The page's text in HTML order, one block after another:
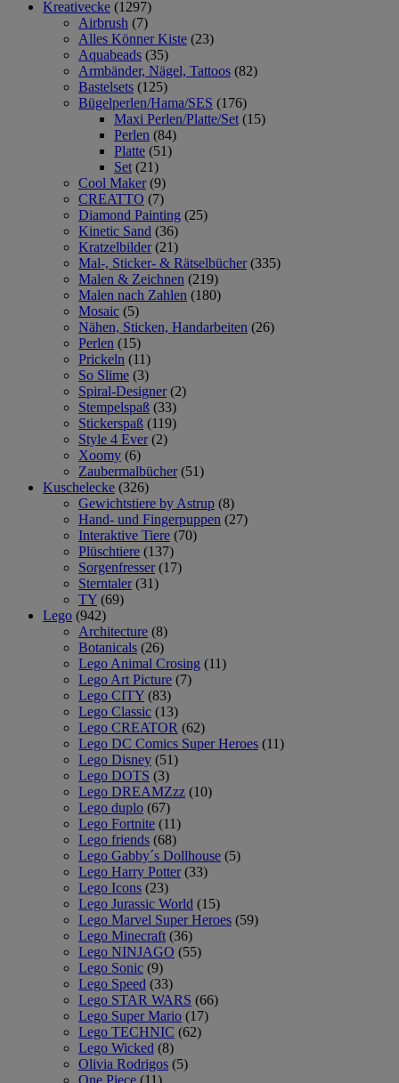
Kreativecke (1297)
Airbrush (7)
Alles Könner Kiste (23)
Aquabeads (35)
Armbänder, Nägel, Tattoos (82)
Bastelsets (125)
Bügelperlen/Hama/SES (176)
Maxi Perlen/Platte/Set (15)
Perlen (84)
Platte (51)
Set (21)
Cool Maker (9)
CREATTO (7)
Diamond Painting (25)
Kinetic Sand (36)
Kratzelbilder (21)
Mal-, Sticker- & Rätselbücher (335)
Malen & Zeichnen (219)
Malen nach Zahlen (180)
Mosaic (5)
Nähen, Sticken, Handarbeiten (26)
Perlen (15)
Prickeln (11)
So Slime (3)
Spiral-Designer (2)
Stempelspaß (33)
Stickerspaß (119)
Style 4 Ever (2)
Xoomy (6)
Zaubermalbücher (51)
Kuschelecke (326)
Gewichtstiere by Astrup (8)
Hand- und Fingerpuppen (27)
Interaktive Tiere (70)
Plüschtiere (137)
Sorgenfresser (17)
Sterntaler (31)
TY (69)
Lego (942)
Architecture (8)
Botanicals (26)
Lego Animal Crosing (11)
Lego Art Picture (7)
Lego CITY (83)
Lego Classic (13)
Lego CREATOR (62)
Lego DC Comics Super Heroes (11)
Lego Disney (51)
Lego DOTS (3)
Lego DREAMZzz (10)
Lego duplo (67)
Lego Fortnite (11)
Lego friends (68)
Lego Gabby´s Dollhouse (5)
Lego Harry Potter (33)
Lego Icons (23)
Lego Jurassic World (15)
Lego Marvel Super Heroes (59)
Lego Minecraft (36)
Lego NINJAGO (55)
Lego Sonic (9)
Lego Speed (33)
Lego STAR WARS (66)
Lego Super Mario (17)
Lego TECHNIC (62)
Lego Wicked (8)
Olivia Rodrigos (5)
One Piece (11)